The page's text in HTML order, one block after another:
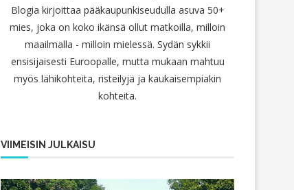
Blogia kirjoittaa pääkaupunkiseudulla asuva 50+
mies, joka on koko ikänsä ollut matkoilla, milloin
maailmalla - milloin mielessä. Sydän sykkii
ensisijaisesti Euroopalle, mutta mukaan mahtuu
myös lähikohteita, risteilyjä ja kaukaisempiakin
kohteita.
VIIMEISIN JULKAISU